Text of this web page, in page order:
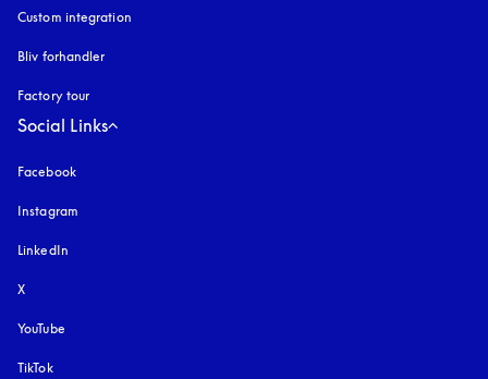
Custom integration
Bliv forhandler
Factory tour
Social Links
Facebook
Instagram
LinkedIn
X
YouTube
TikTok